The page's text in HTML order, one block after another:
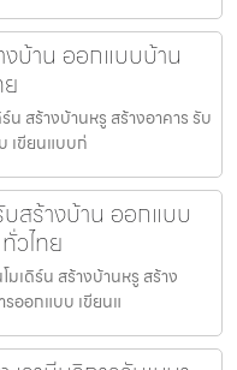
งบ้าน ออกแบบบ้าน
น สร้างบ้านหรู สร้างอาคาร รับ
เขียนแบบก่
สร้างบ้าน ออกแบบ
วไทย
เดิร์น สร้างบ้านหรู สร้าง
รออกแบบ เขียนแ